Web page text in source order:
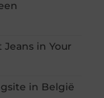
in Your
in België